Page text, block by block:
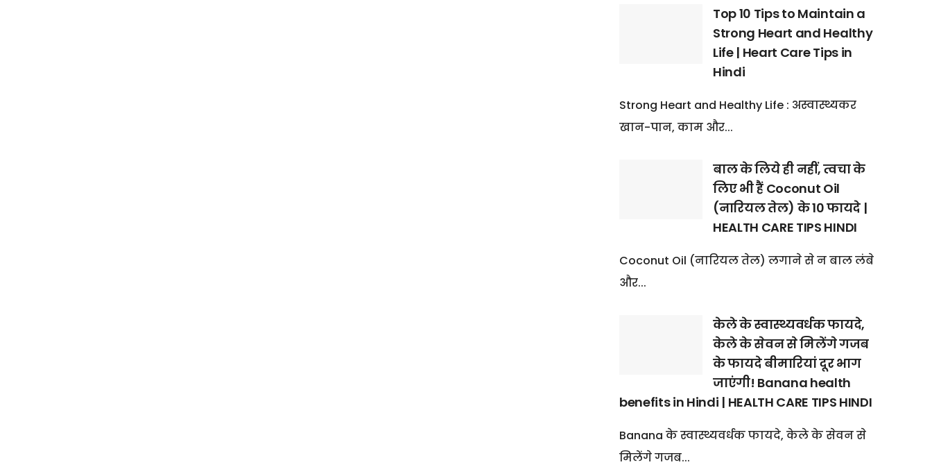
Top 10 Tips to Maintain a
Strong Heart and Healthy
Life | Heart Care Tips in
Hindi
Strong Heart and Healthy Life : अस्वास्थ्यकर
खान-पान, काम और...
बाल के लिये ही नहीं, त्वचा के
लिए भी हैं Coconut Oil
(नारियल तेल) के 10 फायदे |
HEALTH CARE TIPS HINDI
Coconut Oil (नारियल तेल) लगाने से न बाल लंबे
और...
केले के स्वास्थ्यवर्धक फायदे,
केले के सेवन से मिलेंगे गजब
के फायदे बीमारियां दूर भाग
जाएंगी! Banana health
benefits in Hindi | HEALTH CARE TIPS HINDI
Banana के स्वास्थ्यवर्धक फायदे, केले के सेवन से
मिलेंगे गजब...